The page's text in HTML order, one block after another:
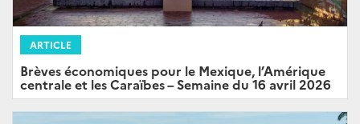
ARTICLE
Brèves économiques pour le Mexique, l’Amérique
centrale et les Caraïbes – Semaine du 16 avril 2026